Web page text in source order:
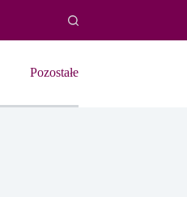
Pozostałe